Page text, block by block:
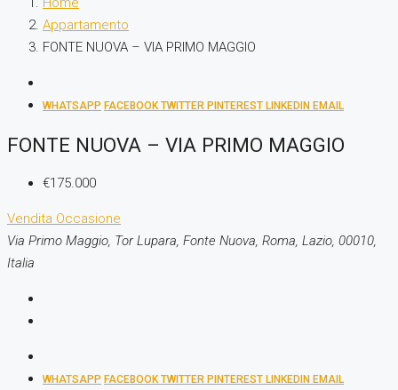
Appartamento
FONTE NUOVA – VIA PRIMO MAGGIO
WHATSAPP FACEBOOKTWITTER PINTEREST LINKEDIN EMAIL
FONTE NUOVA – VIA PRIMO MAGGIO
€175.000
Vendita Occasione
Via Primo Maggio, Tor Lupara, Fonte Nuova, Roma, Lazio, 00010,
Italia
WHATSAPP FACEBOOKTWITTER PINTEREST LINKEDIN EMAIL